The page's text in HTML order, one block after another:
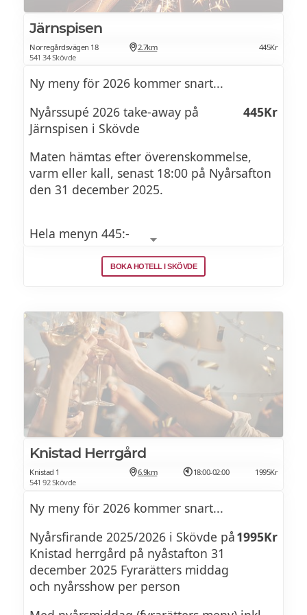
Kryddstekt Oxfilé med madeirakokt anklår,
sky smaksatt med sherry och anksmör,
potatisterrine med karamelliserad lök,
apelsinbrässerad gulbeta och crème på
tryffel och svart vitlök
Vegetarisk
Portabello fylld med tryffel och kål serveras
med kräm på sesam och svart vitlök,
marinerad shitake, potatisterrine och
yuzumarinerad mango
Järnspisen
Norregårdsvägen 18
541 34 Skövde
2.7km 445Kr
Ny meny för 2026 kommer snart...
Nyårssupé 2026 take-away på
Järnspisen i Skövde
445Kr
Maten hämtas efter överenskommelse,
varm eller kall, senast 18:00 på Nyårsafton
den 31 december 2025.
Hela menyn 445:-
Konjaksdoftande hummersoppa med
västerbottenosttoast på surdegsbröd 125:-
Nattbakad ryggbiff med rosmarin och
vitlök, pepparsås på fyra sorters peppar,
friterad palsternacka och örtgrillad
sötpotatis 230:-
Browniefudge med hasselnötskräm och
citron, serveras med citronsorbet 110:-
Kallteplatte
Att mingla med före middagen eller plocka
fram till tolvslaget
En variation på delikatesser som salami,
BOKA HOTELL I SKÖVDE
Knistad Herrgård
Knistad 1
541 92 Skövde
6.9km 18:00-02:00 1995Kr
Ny meny för 2026 kommer snart...
Nyårsfirande 2025/2026 i Skövde på
Knistad herrgård på nyåstafton 31
december 2025 Fyrarätters middag
och nyårsshow per person
1995Kr